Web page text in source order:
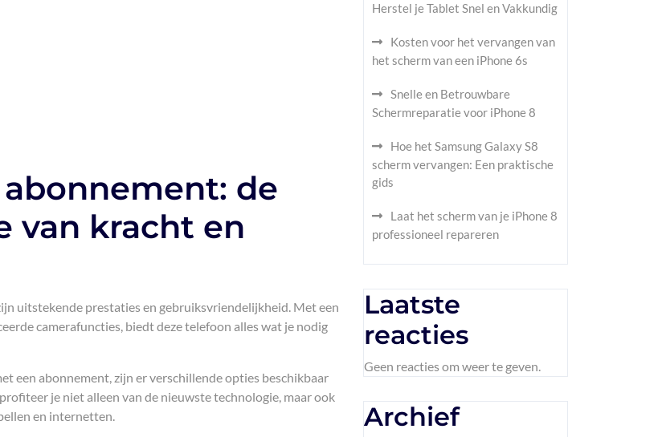
de
van kracht en
uitstekende prestaties en gebruiksvriendelijkheid. Met een
camerafuncties, biedt deze telefoon alles wat je nodig
een abonnement, zijn er verschillende opties beschikbaar
je niet alleen van de nieuwste technologie, maar ook
en internetten.
Herstel je Tablet Snel en Vakkundig
Kosten voor het vervangen van
het scherm van een iPhone 6s
Snelle en Betrouwbare
Schermreparatie voor iPhone 8
Hoe het Samsung Galaxy S8
scherm vervangen: Een praktische
gids
Laat het scherm van je iPhone 8
professioneel repareren
Laatste
reacties
Geen reacties om weer te geven.
Archief